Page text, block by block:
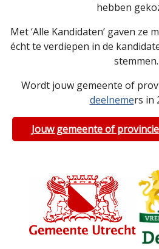
hebben
Met ‘Alle Kandidaten’ gaven ze
écht te verdiepen in de
stemmen.
Wordt jouw gemeente of
deelnemers in
Jouw gemeente of